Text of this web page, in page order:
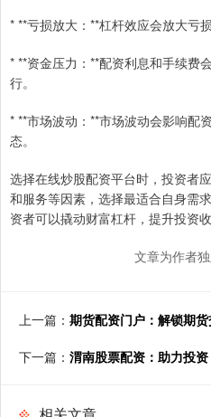
* **亏损放大：**杠杆效应会放大亏
* **资金压力：**配资利息和手续费
行。
* **市场波动：**市场波动会影响配
态。
选择在线炒股配资平台时，投资者
和服务等因素，选择最适合自身需
资者可以撬动财富杠杆，提升投资收
文章为作者
上一篇： 期货配资门户：解锁期
下一篇： 渭南股票配资：助力投